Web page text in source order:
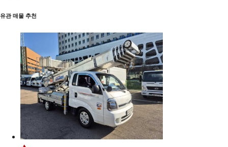
유관 매물 추천